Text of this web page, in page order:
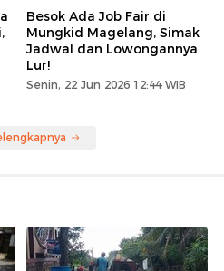
Besok Ada Job Fair di
Mungkid Magelang, Simak
Jadwal dan Lowongannya
Lur!
Senin, 22 Jun 2026 12:44 WIB